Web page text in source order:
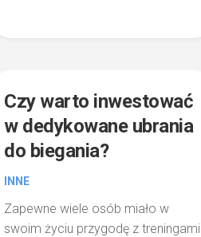
Czy warto inwestować
w dedykowane ubrania
do biegania?
INNE
Zapewne wiele osób miało w
swoim życiu przygodę z treningami